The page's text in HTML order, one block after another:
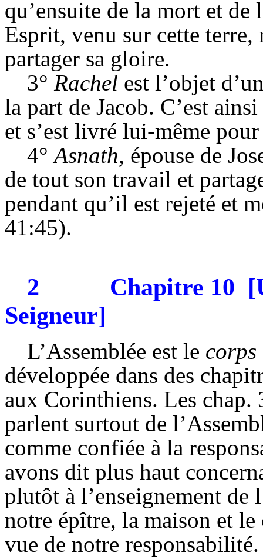
qu’ensuite de la mort et
Esprit, venu sur cette
partager sa gloire.
3° Rachel est l’objet
la part de Jacob. C’est
et s’est livré lui-même
4°Asnath, épouse de
de tout son travail et
pendant qu’il est rejeté et
41:45).
2 Chapitre 10
Seigneur]
L’Assemblée est le corps
développée dans des
aux Corinthiens. Les chap.
parlent surtout de
comme confiée à la
avons dit plus haut
plutôt à l’enseignement de
notre épître, la maison et
vue de notre